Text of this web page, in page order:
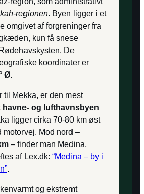
regionen. Byen ligger i et
omgivet af forgreninger fra
kun få snese
De
koordinater er
Ø.
til Mekka, er den mest
havne- og lufthavnsbyen
ligger cirka 70-80 km øst
motorvej. Mod nord –
– finder man Medina,
af Lex.dk: “Medina – by i
.
og ekstremt